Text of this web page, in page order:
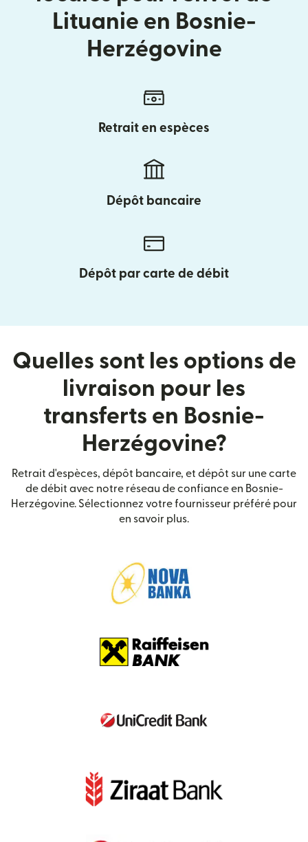
Lituanie en Bosnie-
Herzégovine
Retrait en espèces
Dépôt bancaire
Dépôt par carte de débit
Quelles sont les options de
livraison pour les
transferts en Bosnie-
Herzégovine?
Retrait d'espèces, dépôt bancaire, et dépôt sur une carte
de débit avec notre réseau de confiance en Bosnie-
Herzégovine. Sélectionnez votre fournisseur préféré pour
en savoir plus.